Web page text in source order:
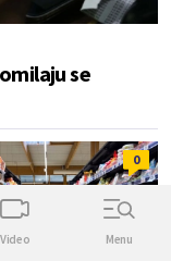
se
0
Video Menu